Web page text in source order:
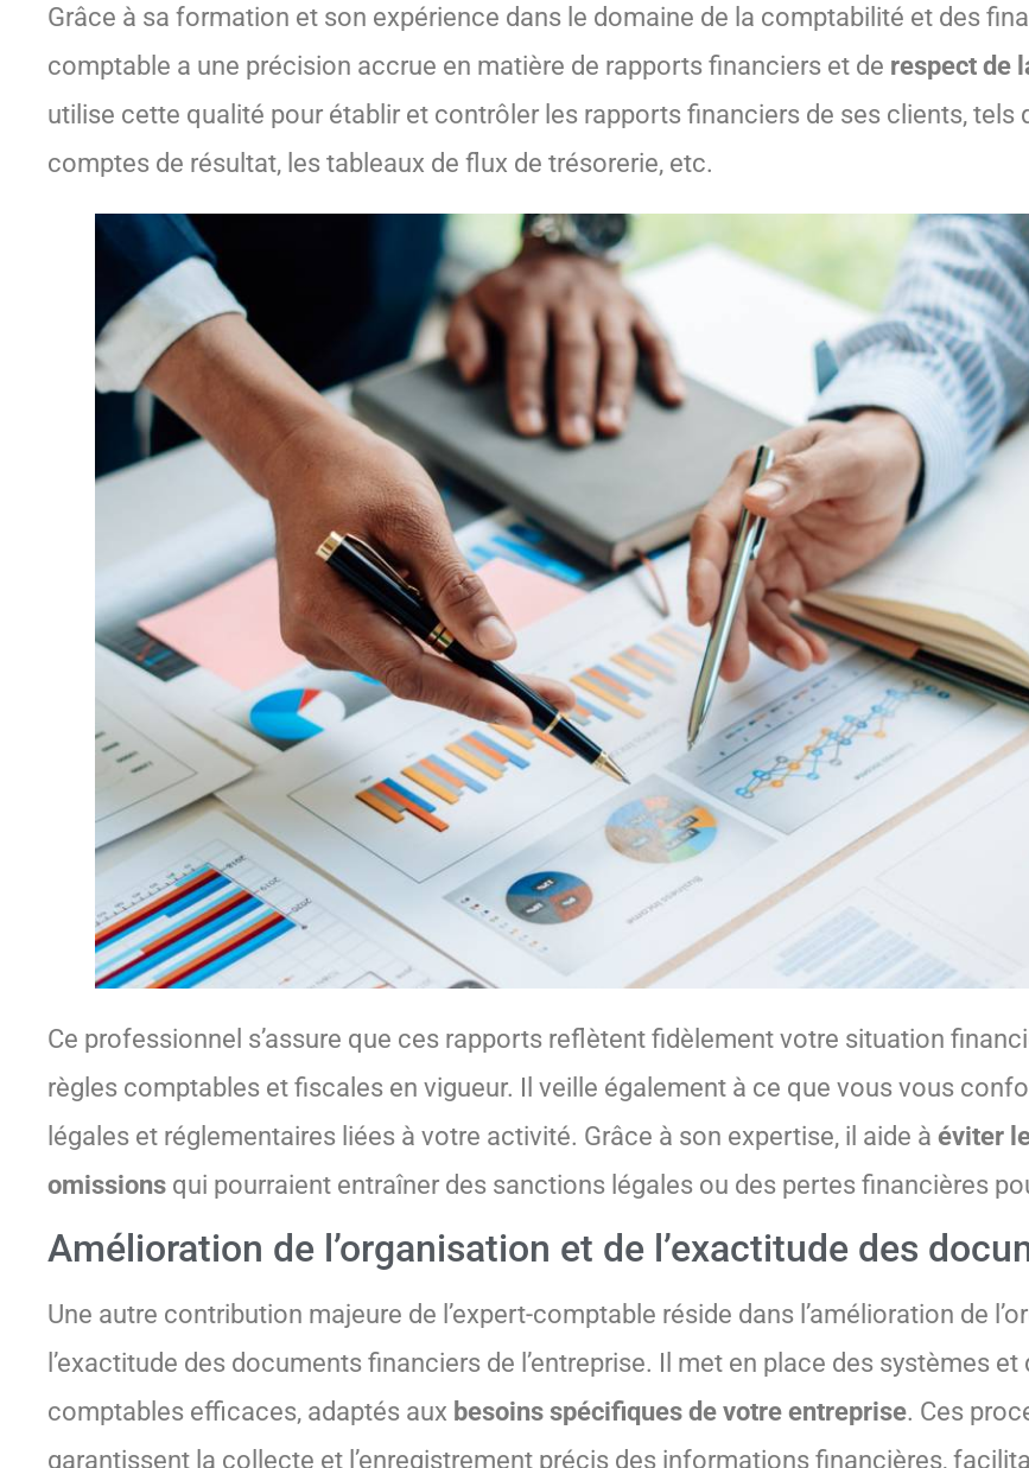
Grâce à sa formation et son expérience dans le domaine de la comptabilité et des
comptable a une précision accrue en matière de rapports financiers et de respect de
utilise cette qualité pour établir et contrôler les rapports financiers de ses clients, tels
comptes de résultat, les tableaux de flux de trésorerie, etc.
Ce professionnel s’assure que ces rapports reflètent fidèlement votre situation
règles comptables et fiscales en vigueur. Il veille également à ce que vous vous
légales et réglementaires liées à votre activité. Grâce à son expertise, il aide à éviter
omissions qui pourraient entraîner des sanctions légales ou des pertes financières
Amélioration de l’organisation et de l’exactitude des
Une autre contribution majeure de l’expert-comptable réside dans l’amélioration de
l’exactitude des documents financiers de l’entreprise. Il met en place des systèmes
comptables efficaces, adaptés aux besoins spécifiques de votre entreprise. Ces
garantissent la collecte et l’enregistrement précis des informations financières,